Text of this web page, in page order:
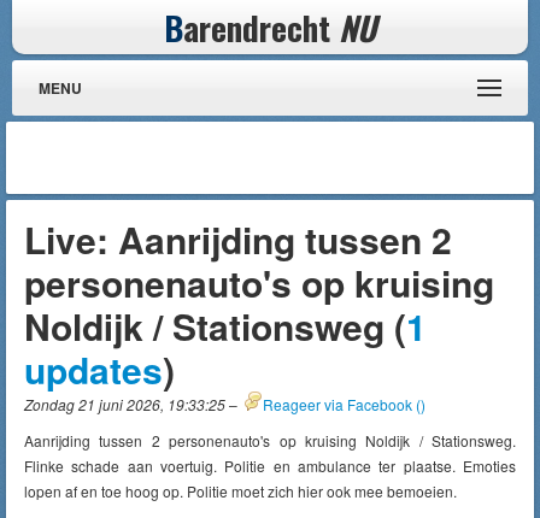
Barendrecht NU
MENU
Live: Aanrijding tussen 2
personenauto's op kruising
Noldijk / Stationsweg (1
updates)
Zondag 21 juni 2026, 19:33:25– Reageer via Facebook ()
Aanrijding tussen 2 personenauto's op kruising Noldijk / Stationsweg.
Flinke schade aan voertuig. Politie en ambulance ter plaatse. Emoties
lopen af en toe hoog op. Politie moet zich hier ook mee bemoeien.